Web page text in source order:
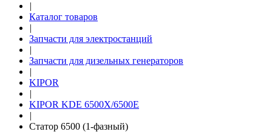
|
Каталог товаров
|
Запчасти для электростанций
|
Запчасти для дизельных генераторов
|
KIPOR
|
KIPOR KDE 6500X/6500E
|
Статор 6500 (1-фазный)